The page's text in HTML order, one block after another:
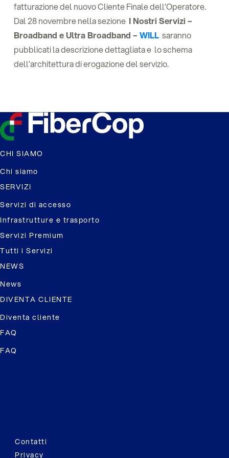
fatturazione del nuovo Cliente Finale dell’Operatore.
Dal 28 novembre nella sezione I Nostri Servizi –
Broadband e Ultra Broadband – WILL saranno
pubblicati la descrizione dettagliata e lo schema
dell’architettura di erogazione del servizio.
CHI SIAMO
Chi siamo
SERVIZI
Servizi di accesso
Infrastrutture e trasporto
Servizi Premium
Tutti i Servizi
NEWS
News
DIVENTA CLIENTE
Diventa cliente
FAQ
FAQ
Contatti
Privacy